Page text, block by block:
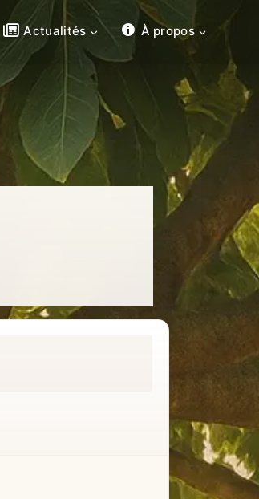
Actualités À propos